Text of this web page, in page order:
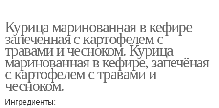
Курица маринованная в кефире
запеченная с картофелем с
травами и чесноком. Курица
маринованная в кефире, запечёная
с картофелем с травами и
чесноком.
Ингредиенты: